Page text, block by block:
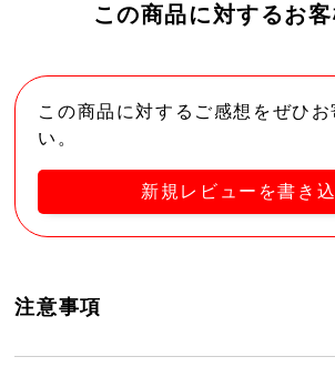
この商品に対するお
この商品に対するご感想をぜひお
い。
新規レビューを書き
注意事項